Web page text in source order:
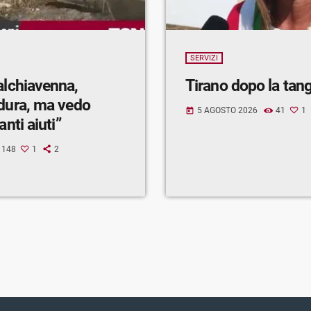
ma vedo
aiuti”
148 1 2
SERVIZI
Tirano dopo la
today 5 AGOSTO 2026 41 1